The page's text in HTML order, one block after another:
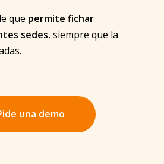
que permite fichar
sedes, siempre que la
una demo